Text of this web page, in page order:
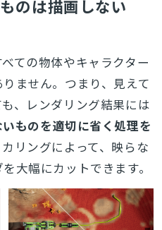
のは描画しない
ての物体やキャラクター
ません。つまり、見えて
、レンダリング結果には
ものを適切に省く処理を
カリングによって、映らな
大幅にカットできます。